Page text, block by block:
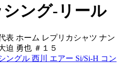
シング-リール
表 ホーム レプリカシャツ ナン
迫 勇也 ＃１５
ングル 西川 エアー Si/Si-H コン